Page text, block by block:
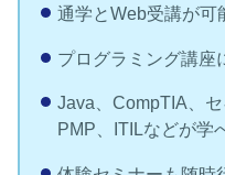
通学とWeb受講が可
プログラミング講座
Java、CompTIA、セ
PMP、ITILなどが学